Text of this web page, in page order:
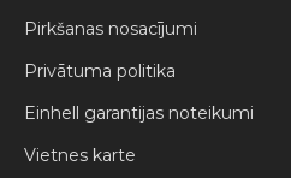
Pirkšanas nosacījumi
Privātuma politika
Einhell garantijas noteikumi
Vietnes karte